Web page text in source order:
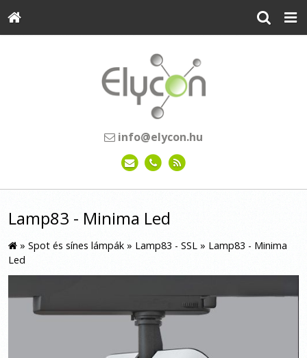
info@elycon.hu
Lamp83 - Minima Led
» Spot és sínes lámpák » Lamp83 - SSL » Lamp83 - Minima
Led